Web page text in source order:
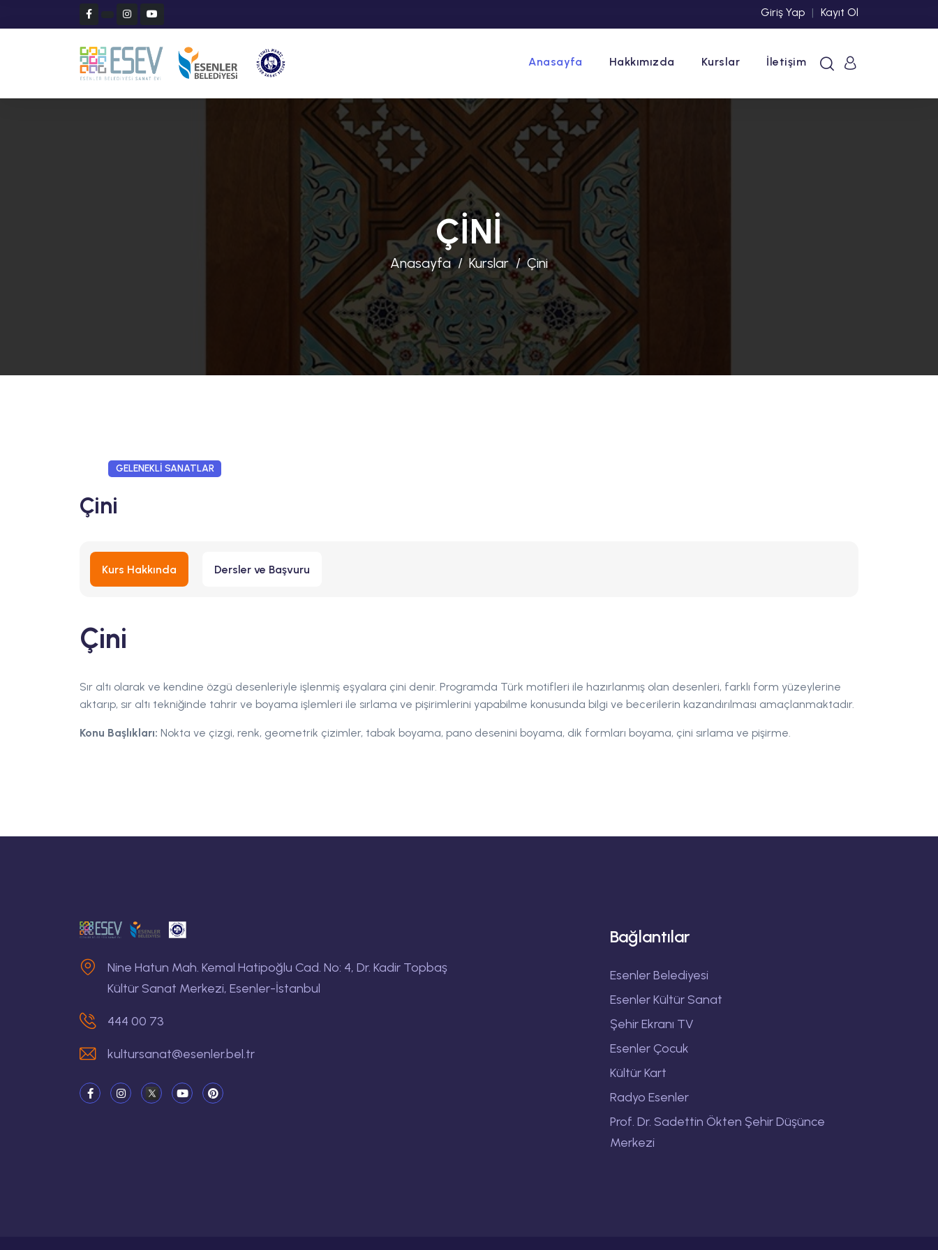
Giriş Yap | Kayıt Ol
Anasayfa Hakkımızda Kurslar İletişim
ÇINI
Anasayfa Kurslar Çini
GELENEKLİ SANATLAR
Çini
Kurs Hakkında Dersler ve Başvuru
Çini
Sır altı olarak ve kendine özgü desenleriyle işlenmiş eşyalara çini denir. Programda Türk motifleri ile hazırlanmış olan desenleri, farklı form yüzeylerine
aktarıp, sır altı tekniğinde tahrir ve boyama işlemleri ile sırlama ve pişirimlerini yapabilme konusunda bilgi ve becerilerin kazandırılması amaçlanmaktadır.
Konu Başlıkları: Nokta ve çizgi, renk, geometrik çizimler, tabak boyama, pano desenini boyama, dik formları boyama, çini sırlama ve pişirme.
Nine Hatun Mah. Kemal Hatipoğlu Cad. No: 4, Dr. Kadir Topbaş
Kültür Sanat Merkezi, Esenler-İstanbul
444 00 73
kultursanat@esenler.bel.tr
Bağlantılar
Esenler Belediyesi
Esenler Kültür Sanat
Şehir Ekranı TV
Esenler Çocuk
Kültür Kart
Radyo Esenler
Prof. Dr. Sadettin Ökten Şehir Düşünce
Merkezi